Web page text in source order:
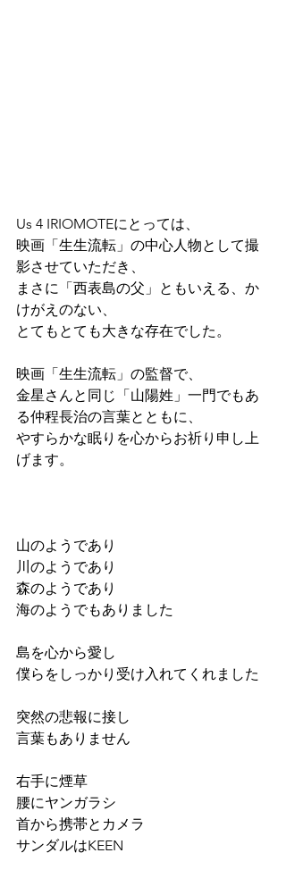
Us 4 IRIOMOTEにとっては、
映画「生生流転」の中心人物として撮
影させていただき、
まさに「西表島の父」ともいえる、か
けがえのない、
とてもとても大きな存在でした。
映画「生生流転」の監督で、
金星さんと同じ「山陽姓」一門でもあ
る仲程長治の言葉とともに、
やすらかな眠りを心からお祈り申し上
げます。
山のようであり
川のようであり
森のようであり
海のようでもありました
島を心から愛し
僕らをしっかり受け入れてくれました
突然の悲報に接し
言葉もありません
右手に煙草
腰にヤンガラシ
首から携帯とカメラ
サンダルはKEEN